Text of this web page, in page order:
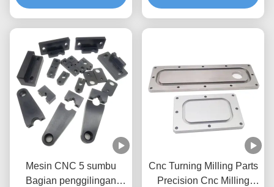
Mesin CNC 5 sumbu
Bagian penggilingan
Cnc Turning Milling Parts
Precision Cnc Milling